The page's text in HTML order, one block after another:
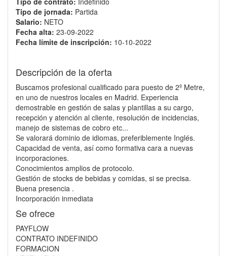
Tipo de jornada: Partida
Salario: NETO
Fecha alta: 23-09-2022
Fecha límite de inscripción: 10-10-2022
Descripción de la oferta
Buscamos profesional cualificado para puesto de 2º Metre,
en uno de nuestros locales en Madrid. Experiencia
demostrable en gestión de salas y plantillas a su cargo,
recepción y atención al cliente, resolución de incidencias,
manejo de sistemas de cobro etc...
Se valorará dominio de idiomas, preferiblemente Inglés.
Capacidad de venta, así como formativa cara a nuevas
incorporaciones.
Conocimientos amplios de protocolo.
Gestión de stocks de bebidas y comidas, si se precisa.
Buena presencia .
Incorporación inmediata
Se ofrece
PAYFLOW
CONTRATO INDEFINIDO
FORMACION